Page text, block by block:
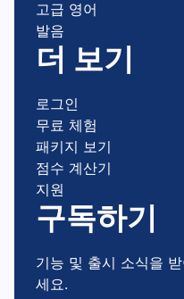
고급 영어
발음
더 보기
로그인
무료 체험
패키지 보기
점수 계산기
지원
구독하기
기능 및 출시 소식을
세요.